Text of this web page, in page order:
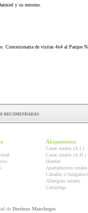
y su entorno.
Concesionaria de visitas 4x4 al Parque
recomendadas
Alojamientos
Casas rurales (A.I.)
Casas rurales (A.H.)
Hoteles
Apartamentos rurales
Cabañas o
Albergues rurales
Campings
de Destinos Manchegos